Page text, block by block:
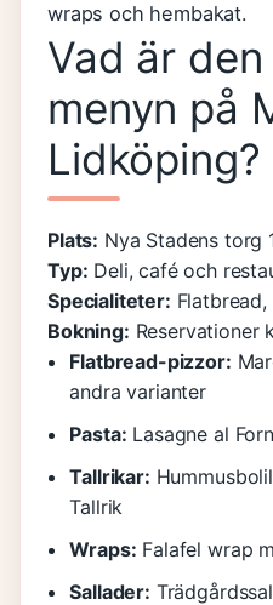
wraps och hembakat.
Vad är
menyn på
Lidköping?
Plats: Nya Stadens torg
Typ: Deli, café och
Specialiteter:
Bokning: Reservationer
Flatbread-pizzor:
andra varianter
Pasta: Lasagne al
Tallrikar:
Tallrik
Wraps: Falafel wrap
Sallader: